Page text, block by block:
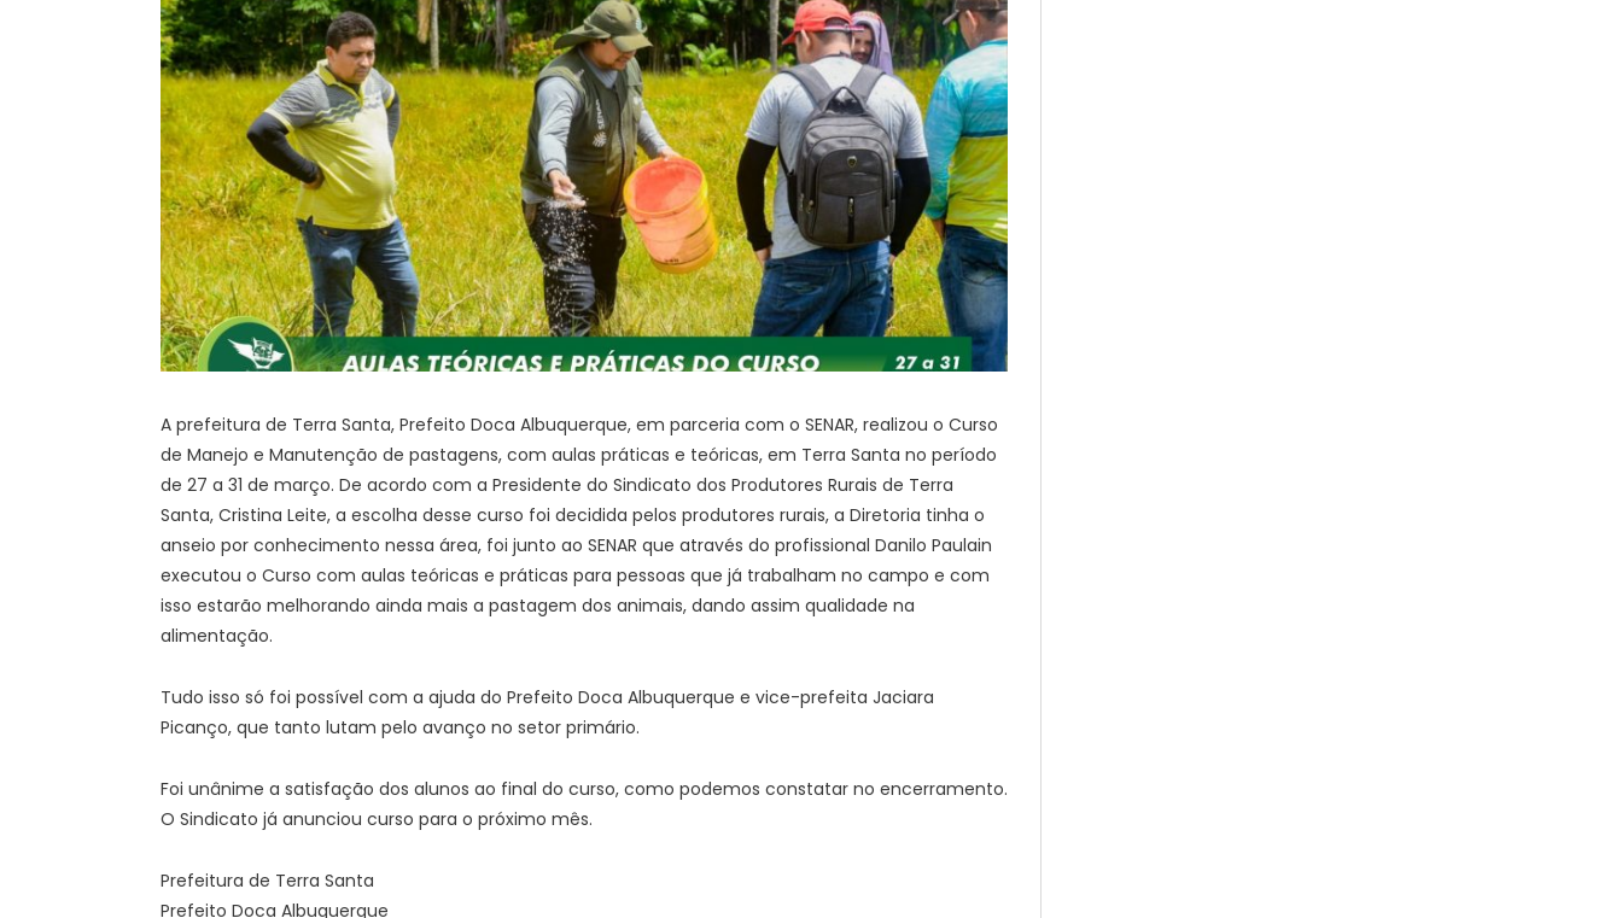
A prefeitura de Terra Santa, Prefeito Doca Albuquerque, em parceria com o SENAR, realizou o Curso
de Manejo e Manutenção de pastagens, com aulas práticas e teóricas, em Terra Santa no período
de 27 a 31 de março. De acordo com a Presidente do Sindicato dos Produtores Rurais de Terra
Santa, Cristina Leite, a escolha desse curso foi decidida pelos produtores rurais, a Diretoria tinha o
anseio por conhecimento nessa área, foi junto ao SENAR que através do profissional Danilo Paulain
executou o Curso com aulas teóricas e práticas para pessoas que já trabalham no campo e com
isso estarão melhorando ainda mais a pastagem dos animais, dando assim qualidade na
alimentação.
Tudo isso só foi possível com a ajuda do Prefeito Doca Albuquerque e vice-prefeita Jaciara
Picanço, que tanto lutam pelo avanço no setor primário.
Foi unânime a satisfação dos alunos ao final do curso, como podemos constatar no encerramento.
O Sindicato já anunciou curso para o próximo mês.
Prefeitura de Terra Santa
Prefeito Doca Albuquerque